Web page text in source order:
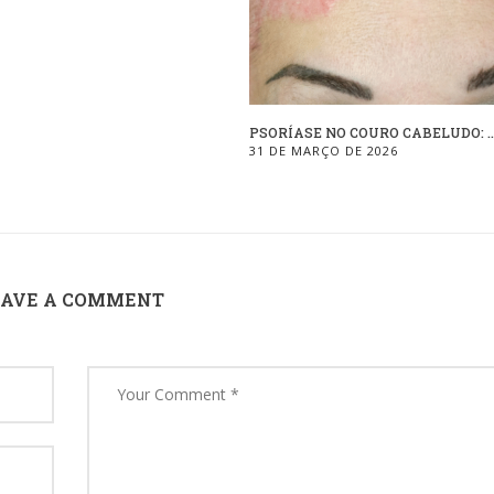
PSORÍASE NO COURO CABELUDO:
31 DE MARÇO DE 2026
A COMMENT